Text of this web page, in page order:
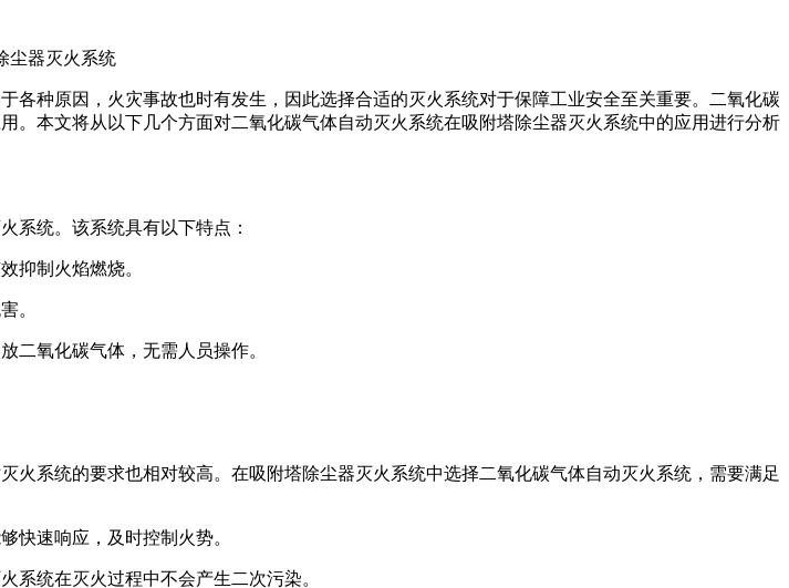
各种原因，火灾事故也时有发生，因此选择合适的灭火系统对于保障工业安全至关重要。二氧化碳
。本文将从以下几个方面对二氧化碳气体自动灭火系统在吸附塔除尘器灭火系统中的应用进行分析
系统。该系统具有以下特点：
抑制火焰燃烧。
。
二氧化碳气体，无需人员操作。
系统的要求也相对较高。在吸附塔除尘器灭火系统中选择二氧化碳气体自动灭火系统，需要满足
快速响应，及时控制火势。
系统在灭火过程中不会产生二次污染。